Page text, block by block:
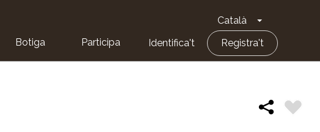
Català Toggle
Botiga Participa Identifica't Registra't